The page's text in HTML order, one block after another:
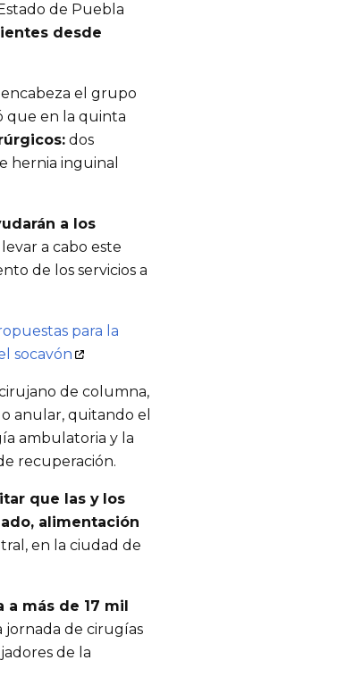
de Puebla
desde
el grupo
que en la quinta
dos
hernia inguinal
a los
a cabo este
de los servicios a
para la
socavón
de columna,
anular, quitando el
ambulatoria y la
recuperación.
que las y los
alimentación
en la ciudad de
más de 17 mil
jornada de cirugías
de la